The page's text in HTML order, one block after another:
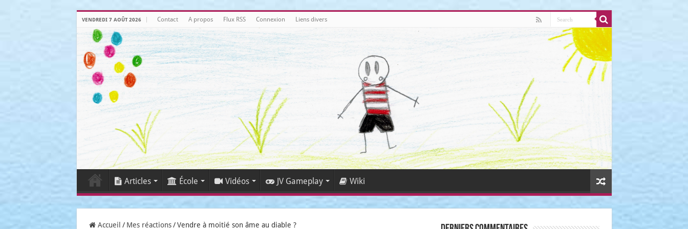
VENDREDI 7 AOÛT 2026 Contact A propos Flux RSS Connexion Liens divers
Articles École Vidéos JV Gameplay Wiki
Accueil / Mes réactions / Vendre à moitié son âme au diable ?